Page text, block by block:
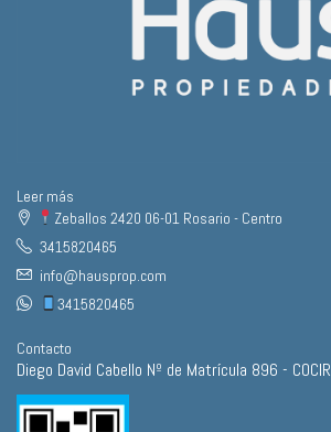
Leer más
Zeballos 2420 06-01 Rosario - Centro
3415820465
info@hausprop.com
3415820465
Contacto
Diego David Cabello Nº de Matrícula 896 - COCIR